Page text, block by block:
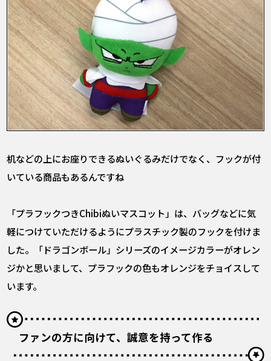
――机などの上にお座りできるぬいぐるみだけでなく、フックが付
いている商品もあるんですね
「プラフックつきChibiぬいマスコット」は、バッグなどに気
軽につけていただけるようにプラスチック製のフックを付けま
した。「ドラゴンボール」シリーズのイメージカラーがオレン
ジかと思いまして、プラフックの色もオレンジをチョイスして
います。
ファンの方に向けて、誠意を持って作る